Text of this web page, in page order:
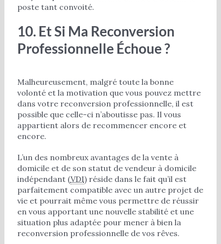
poste tant convoité.
10. Et Si Ma Reconversion
Professionnelle Échoue ?
Malheureusement, malgré toute la bonne
volonté et la motivation que vous pouvez mettre
dans votre reconversion professionnelle, il est
possible que celle-ci n’aboutisse pas. Il vous
appartient alors de recommencer encore et
encore.
L’un des nombreux avantages de la vente à
domicile et de son statut de vendeur à domicile
indépendant (VDI) réside dans le fait qu’il est
parfaitement compatible avec un autre projet de
vie et pourrait même vous permettre de réussir
en vous apportant une nouvelle stabilité et une
situation plus adaptée pour mener à bien la
reconversion professionnelle de vos rêves.